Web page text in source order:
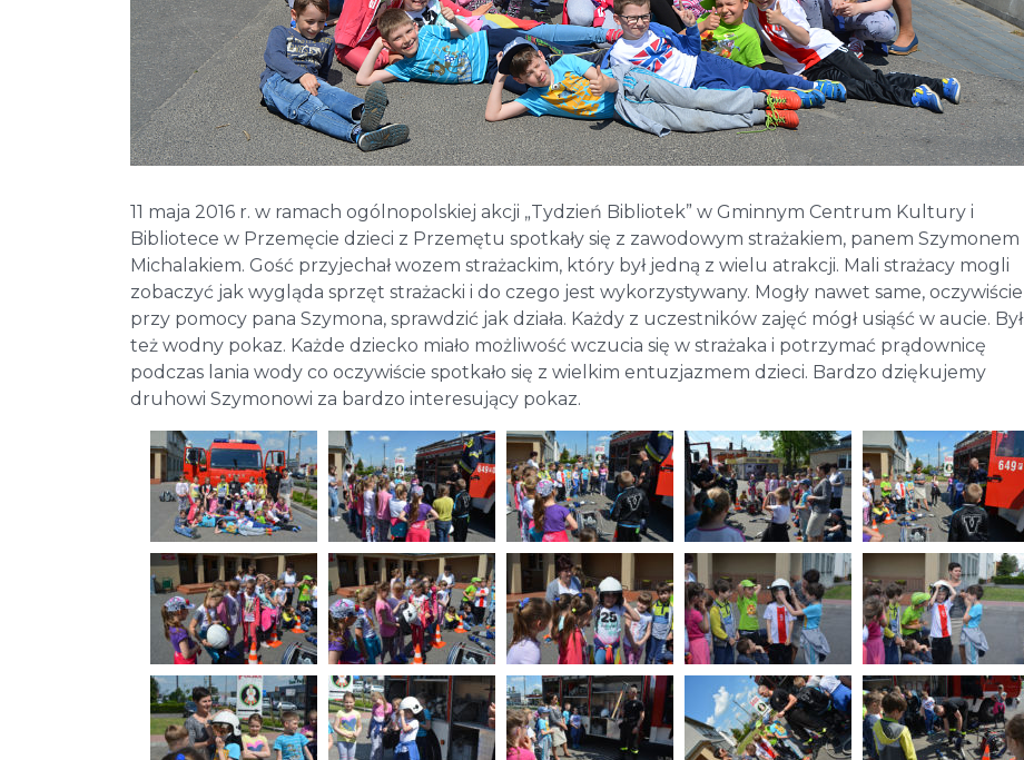
11 maja 2016 r. w ramach ogólnopolskiej akcji „Tydzień Bibliotek” w Gminnym Centrum Kultury i
Bibliotece w Przemęcie dzieci z Przemętu spotkały się z zawodowym strażakiem, panem Szymonem
Michalakiem. Gość przyjechał wozem strażackim, który był jedną z wielu atrakcji. Mali strażacy mogli
zobaczyć jak wygląda sprzęt strażacki i do czego jest wykorzystywany. Mogły nawet same, oczywiście
przy pomocy pana Szymona, sprawdzić jak działa. Każdy z uczestników zajęć mógł usiąść w aucie. Był
też wodny pokaz. Każde dziecko miało możliwość wczucia się w strażaka i potrzymać prądownicę
podczas lania wody co oczywiście spotkało się z wielkim entuzjazmem dzieci. Bardzo dziękujemy
druhowi Szymonowi za bardzo interesujący pokaz.